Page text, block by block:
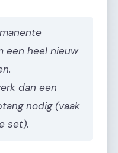
een heel nieuw
dan een
nodig (vaak
set).